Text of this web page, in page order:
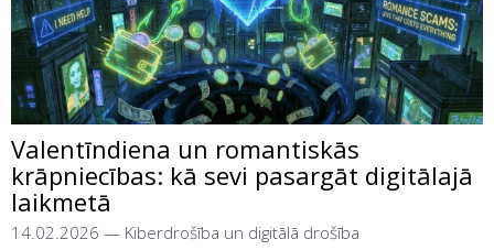
Valentīndiena un romantiskās
krāpniecības: kā sevi pasargāt digitālajā
laikmetā
14.02.2026 — Kiberdrošība un digitālā drošība